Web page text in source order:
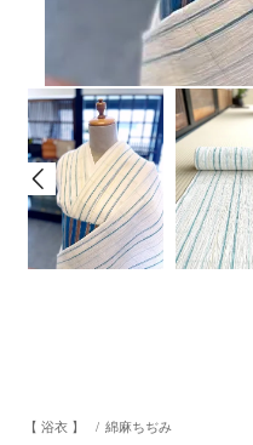
【 浴衣 】 / 綿麻ちぢみ